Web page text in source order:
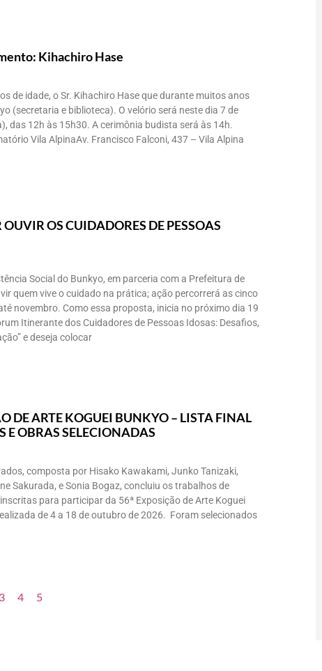
Kihachiro Hase
de idade, o Sr. Kihachiro Hase que durante muitos anos
(secretaria e biblioteca). O velório será neste dia 7 de
das 12h às 15h30. A cerimônia budista será às 14h.
Vila AlpinaAv. Francisco Falconi, 437 – Vila Alpina
OS CUIDADORES DE PESSOAS
Social do Bunkyo, em parceria com a Prefeitura de
quem vive o cuidado na prática; ação percorrerá as cinco
novembro. Como essa proposta, inicia no próximo dia 19
Itinerante dos Cuidadores de Pessoas Idosas: Desafios,
e deseja colocar
DE ARTE KOGUEI BUNKYO – LISTA FINAL
E OBRAS SELECIONADAS
composta por Hisako Kawakami, Junko Tanizaki,
Sakurada, e Sonia Bogaz, concluiu os trabalhos de
para participar da 56ª Exposição de Arte Koguei
de 4 a 18 de outubro de 2026. Foram selecionados
3 4 5